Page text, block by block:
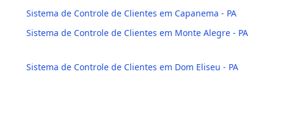
Sistema de Controle de Clientes em Capanema - PA
Sistema de Controle de Clientes em Monte Alegre - PA
Sistema de Controle de Clientes em Dom Eliseu - PA